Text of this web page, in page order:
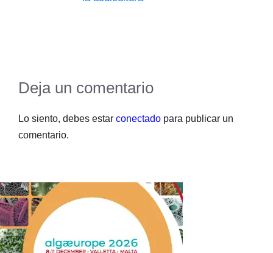
Deja un comentario
Lo siento, debes estar conectado para publicar un
comentario.